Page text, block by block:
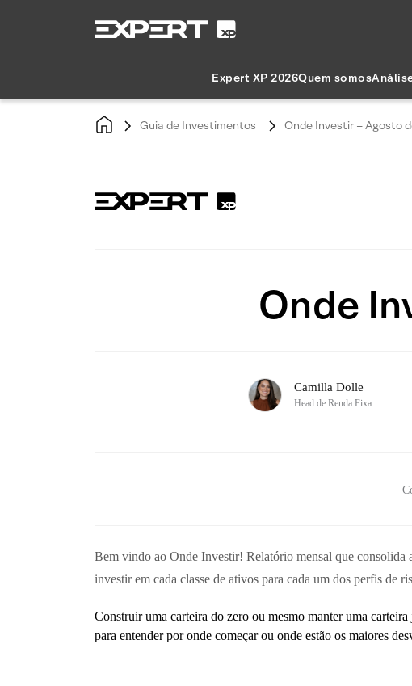
Expert XP 2026Quem somos
Guia de Investimentos Onde Investir – Agosto
Onde
Camilla Dolle
Head de Renda Fixa
Bem vindo ao Onde Investir! Relatório mensal que consolida
investir em cada classe de ativos para cada um dos perfis de
Construir uma carteira do zero ou mesmo manter uma
para entender por onde começar ou onde estão os maiores